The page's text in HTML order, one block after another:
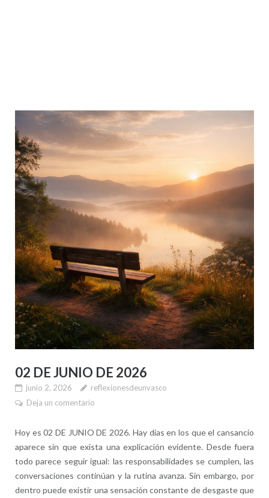
02 DE JUNIO DE 2026
junio 2, 2026
reflexionesdeunvasco
Deja un comentario
Hoy es 02 DE JUNIO DE 2026. Hay días en los que el cansancio
aparece sin que exista una explicación evidente. Desde fuera
todo parece seguir igual: las responsabilidades se cumplen, las
conversaciones continúan y la rutina avanza. Sin embargo, por
dentro puede existir una sensación constante de desgaste que